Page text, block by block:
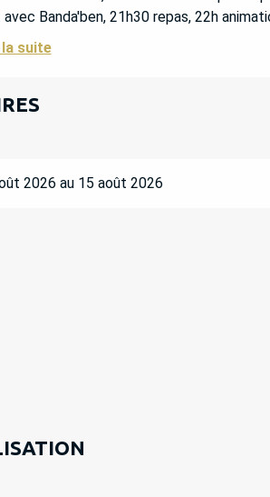
Banda'ben, 21h30 repas, 22h
suite
2026 au 15 août 2026